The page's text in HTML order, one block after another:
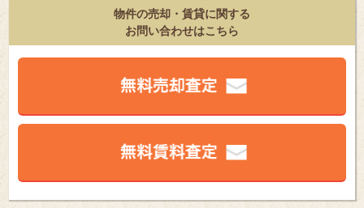
物件の売却・賃貸に関する
お問い合わせはこちら